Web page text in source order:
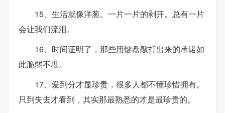
15、生活就像洋葱。一片一片的剥开。总有一片
会让我们流泪。
16、时间证明了，那些用键盘敲打出来的承诺如
此脆弱不堪。
17、爱到分才显珍贵，很多人都不懂珍惜拥有。
只到失去才看到，其实那最熟悉的才是最珍贵的。